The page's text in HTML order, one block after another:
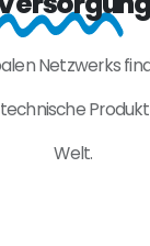
Netzwerks
Welt.